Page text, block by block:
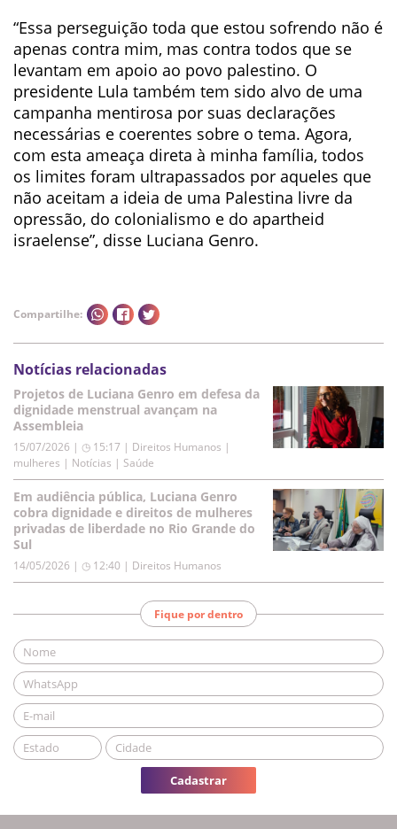
“Essa perseguição toda que estou sofrendo não é
apenas contra mim, mas contra todos que se
levantam em apoio ao povo palestino. O
presidente Lula também tem sido alvo de uma
campanha mentirosa por suas declarações
necessárias e coerentes sobre o tema. Agora,
com esta ameaça direta à minha família, todos
os limites foram ultrapassados por aqueles que
não aceitam a ideia de uma Palestina livre da
opressão, do colonialismo e do apartheid
israelense”, disse Luciana Genro.
Compartilhe:
Notícias relacionadas
Projetos de Luciana Genro em defesa da
dignidade menstrual avançam na
Assembleia
15/07/2026 | ◷ 15:17 | Direitos Humanos |
mulheres | Notícias | Saúde
Em audiência pública, Luciana Genro
cobra dignidade e direitos de mulheres
privadas de liberdade no Rio Grande do
Sul
14/05/2026 | ◷ 12:40 | Direitos Humanos
Fique por dentro
Cadastrar